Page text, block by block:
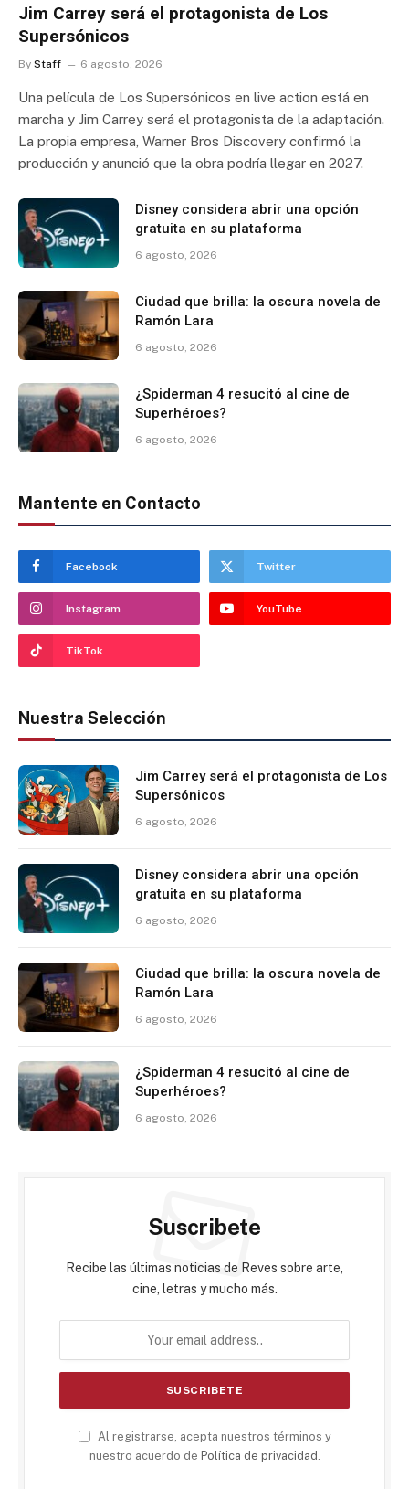
Jim Carrey será el protagonista de Los
Supersónicos
By Staff 6 agosto, 2026
Una película de Los Supersónicos en live action está en
marcha y Jim Carrey será el protagonista de la adaptación.
La propia empresa, Warner Bros Discovery confirmó la
producción y anunció que la obra podría llegar en 2027.
Disney considera abrir una opción
gratuita en su plataforma
6 agosto, 2026
Ciudad que brilla: la oscura novela de
Ramón Lara
6 agosto, 2026
¿Spiderman 4 resucitó al cine de
Superhéroes?
6 agosto, 2026
Mantente en Contacto
Facebook Twitter
Instagram YouTube
TikTok
Nuestra Selección
Jim Carrey será el protagonista de Los
Supersónicos
6 agosto, 2026
Disney considera abrir una opción
gratuita en su plataforma
6 agosto, 2026
Ciudad que brilla: la oscura novela de
Ramón Lara
6 agosto, 2026
¿Spiderman 4 resucitó al cine de
Superhéroes?
6 agosto, 2026
Suscribete
Recibe las últimas noticias de Reves sobre arte,
cine, letras y mucho más.
Al registrarse, acepta nuestros términos y
nuestro acuerdo de Política de privacidad .